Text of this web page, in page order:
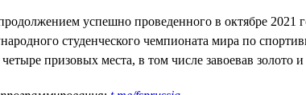
успешно проведенного в октябре
студенческого чемпионата мира по
призовых места, в том числе завоевав